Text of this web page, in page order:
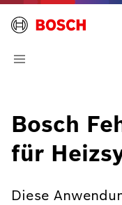
Bosch
für
Diese